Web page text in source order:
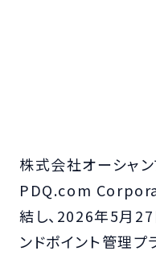
株式会社オーシャ
PDQ.com
結し、2026年5月27
ンドポイント管理プ